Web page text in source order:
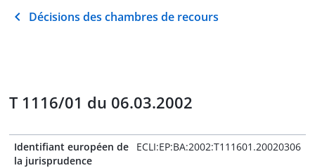
Décisions des chambres de recours
T 1116/01 du 06.03.2002
Identifiant européen de
la jurisprudence
ECLI:EP:BA:2002:T111601.20020306